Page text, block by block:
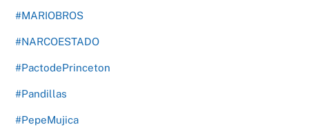
#MARIOBROS
#NARCOESTADO
#PactodePrinceton
#Pandillas
#PepeMujica